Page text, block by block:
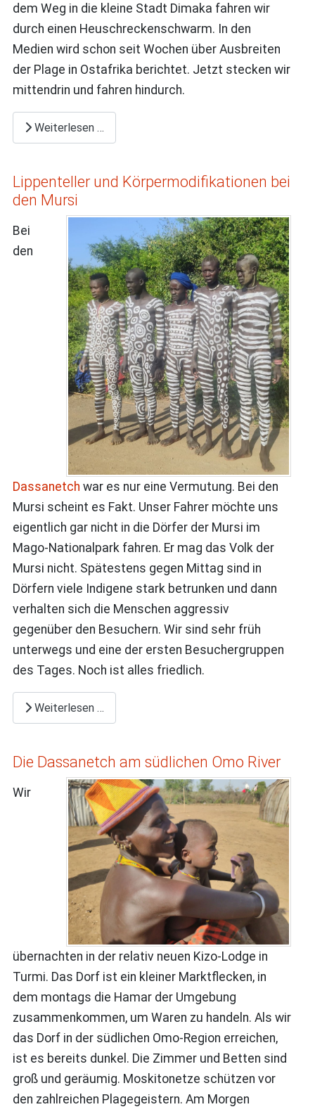
dem Weg in die kleine Stadt Dimaka fahren wir
durch einen Heuschreckenschwarm. In den
Medien wird schon seit Wochen über Ausbreiten
der Plage in Ostafrika berichtet. Jetzt stecken wir
mittendrin und fahren hindurch.
Weiterlesen …
Lippenteller und Körpermodifikationen bei
den Mursi
Bei
den
Dassanetch war es nur eine Vermutung. Bei den
Mursi scheint es Fakt. Unser Fahrer möchte uns
eigentlich gar nicht in die Dörfer der Mursi im
Mago-Nationalpark fahren. Er mag das Volk der
Mursi nicht. Spätestens gegen Mittag sind in
Dörfern viele Indigene stark betrunken und dann
verhalten sich die Menschen aggressiv
gegenüber den Besuchern. Wir sind sehr früh
unterwegs und eine der ersten Besuchergruppen
des Tages. Noch ist alles friedlich.
Weiterlesen …
Die Dassanetch am südlichen Omo River
Wir
übernachten in der relativ neuen Kizo-Lodge in
Turmi. Das Dorf ist ein kleiner Marktflecken, in
dem montags die Hamar der Umgebung
zusammenkommen, um Waren zu handeln. Als wir
das Dorf in der südlichen Omo-Region erreichen,
ist es bereits dunkel. Die Zimmer und Betten sind
groß und geräumig. Moskitonetze schützen vor
den zahlreichen Plagegeistern. Am Morgen